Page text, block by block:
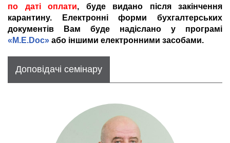
по даті оплати, буде видано після закінчення
карантину. Електронні форми бухгалтерських
документів Вам буде надіслано у програмі
«M.E.Doc» або іншими електронними засобами.
Доповідачі семінару